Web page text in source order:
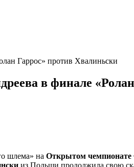
Гаррос» против Хвалиньски
в финале
шлема» на Открытом
из Польши продолжила свою